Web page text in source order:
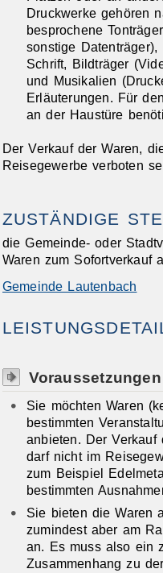
Druckwerke gehören
besprochene
sonstige
Schrift, Bildträger
und Musikalien
Erläuterungen. Für
an der Haustüre
Der Verkauf der Waren,
Reisegewerbe verboten
ZUSTÄNDIGE
die Gemeinde- oder
Waren zum Sofortverkauf
Gemeinde Lautenbach
Voraussetzungen
Sie möchten Waren
bestimmten
anbieten. Der
darf nicht im
zum Beispiel
bestimmten
Sie bieten die Waren
zumindest aber am
an. Es muss also ein
Zusammenhang zu